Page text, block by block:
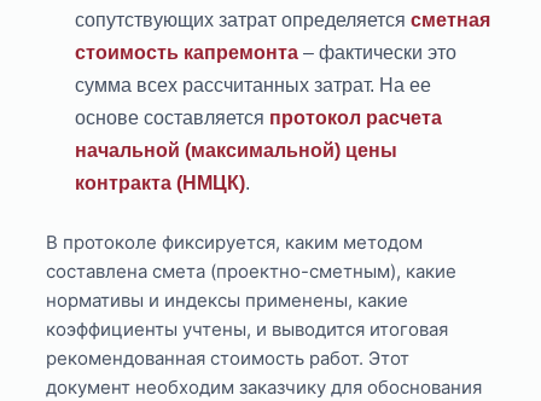
сопутствующих затрат определяетсясметная
стоимость капремонта – фактически это
сумма всех рассчитанных затрат. На ее
основе составляется протокол расчета
начальной (максимальной) цены
контракта (НМЦК).
В протоколе фиксируется, каким методом
составлена смета (проектно-сметным), какие
нормативы и индексы применены, какие
коэффициенты учтены, и выводится итоговая
рекомендованная стоимость работ. Этот
документ необходим заказчику для обоснования